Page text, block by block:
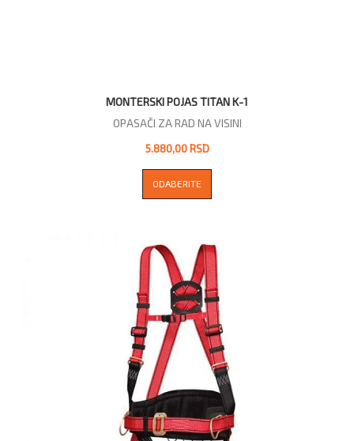
MONTERSKI POJAS TITAN K-1
OPASAČI ZA RAD NA VISINI
5.880,00 RSD
ODABERITE